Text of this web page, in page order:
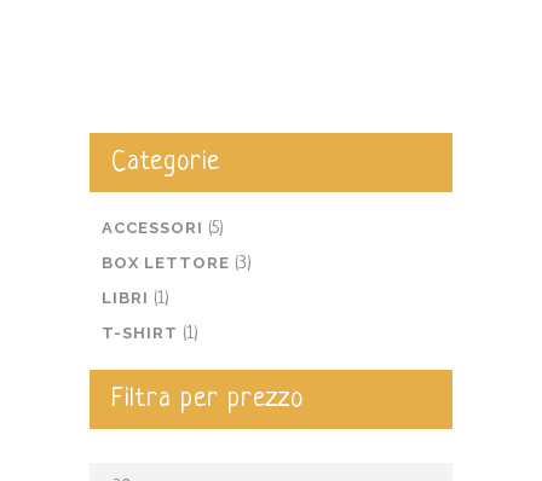
Categorie
ACCESSORI (5)
BOX LETTORE (3)
LIBRI (1)
T-SHIRT (1)
Filtra per prezzo